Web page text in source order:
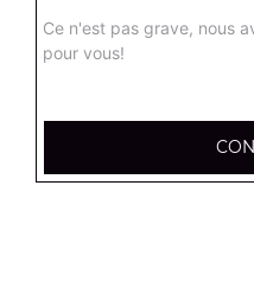
hannibale
Base sauce tomate, boeuf,
supreme sucuk
Ce n'est pas grave, nous
pour vous!